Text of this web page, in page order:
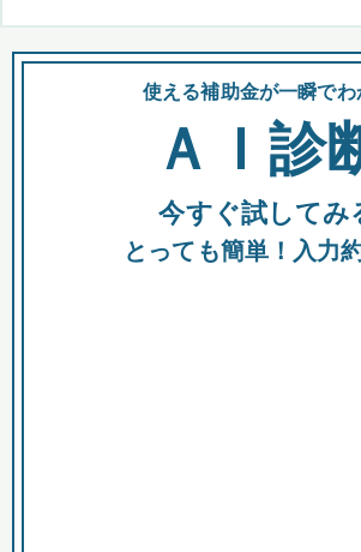
都道府県
全国の検索結果を含めて表示
助成金 融資 出資
使える補助金が一瞬でわ
ＡＩ診
今すぐ試してみ
とっても簡単！入力